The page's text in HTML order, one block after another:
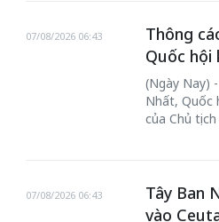
Thông
Quốc hội
07/08/2026 06:43
(Ngày Nay)
Nhất, Quốc
của Chủ
Tây Ban
vào
07/08/2026 06:43